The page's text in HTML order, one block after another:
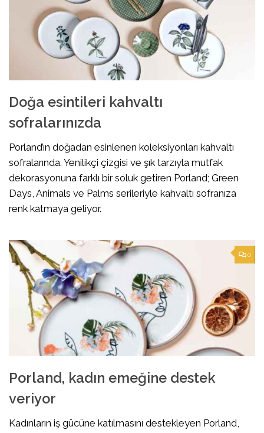
Doğa esintileri kahvaltı
sofralarınızda
Porland’ın doğadan esinlenen koleksiyonları kahvaltı
sofralarında. Yenilikçi çizgisi ve şık tarzıyla mutfak
dekorasyonuna farklı bir soluk getiren Porland; Green
Days, Animals ve Palms serileriyle kahvaltı sofranıza
renk katmaya geliyor.
0
Porland, kadın emeğine destek
veriyor
Kadınların iş gücüne katılmasını destekleyen Porland,